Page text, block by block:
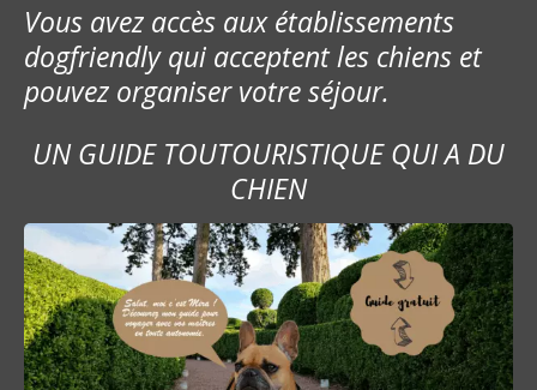
Vous avez accès aux établissements
dogfriendly qui acceptent les chiens et
pouvez organiser votre séjour.
UN GUIDE TOUTOURISTIQUE QUI A DU
CHIEN